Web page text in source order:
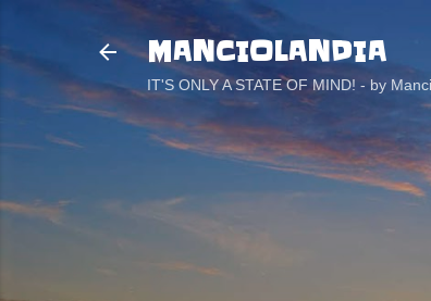
MANCIOLANDIA
IT'S ONLY A STATE OF MIND! - by